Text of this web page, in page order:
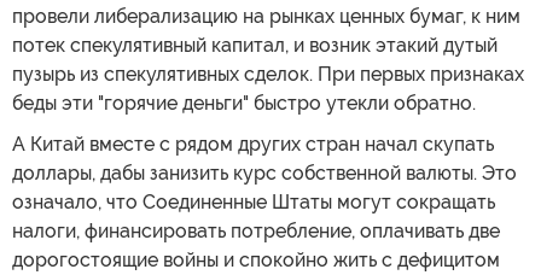
провели либерализацию на рынках ценных бумаг, к ним
потек спекулятивный капитал, и возник этакий дутый
пузырь из спекулятивных сделок. При первых признаках
беды эти "горячие деньги" быстро утекли обратно.
А Китай вместе с рядом других стран начал скупать
доллары, дабы занизить курс собственной валюты. Это
означало, что Соединенные Штаты могут сокращать
налоги, финансировать потребление, оплачивать две
дорогостоящие войны и спокойно жить с дефицитом